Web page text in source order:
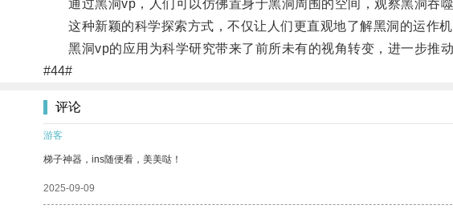
通过黑洞vp，人们可以仿佛置身于黑洞周围的空间，观察黑洞吞噬
这种新颖的科学探索方式，不仅让人们更直观地了解黑洞的运作机
黑洞vp的应用为科学研究带来了前所未有的视角转变，进一步推动
#44#
评论
游客
梯子神器，ins随便看，美美哒！
2025-09-09